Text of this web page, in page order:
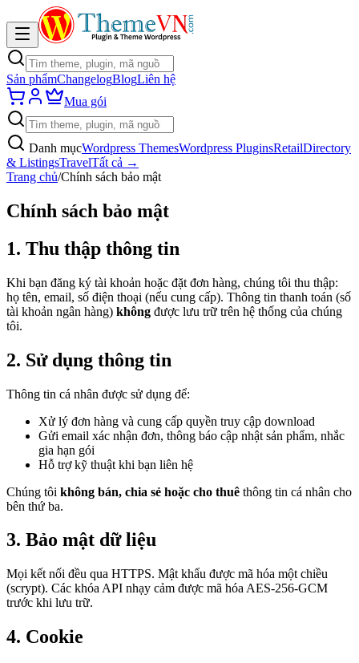
Sản phẩmChangelogBlogLiên hệ
Mua gói
Danh mụcWordpress ThemesWordpress PluginsRetailDirectory
& ListingsTravelTất cả →
Trang chủ/Chính sách bảo mật
Chính sách bảo mật
1. Thu thập thông tin
Khi bạn đăng ký tài khoản hoặc đặt đơn hàng, chúng tôi thu thập:
họ tên, email, số điện thoại (nếu cung cấp). Thông tin thanh toán (số
tài khoản ngân hàng) không được lưu trữ trên hệ thống của chúng
tôi.
2. Sử dụng thông tin
Thông tin cá nhân được sử dụng để:
Xử lý đơn hàng và cung cấp quyền truy cập download
Gửi email xác nhận đơn, thông báo cập nhật sản phẩm, nhắc
gia hạn gói
Hỗ trợ kỹ thuật khi bạn liên hệ
Chúng tôi không bán, chia sẻ hoặc cho thuê thông tin cá nhân cho
bên thứ ba.
3. Bảo mật dữ liệu
Mọi kết nối đều qua HTTPS. Mật khẩu được mã hóa một chiều
(scrypt). Các khóa API nhạy cảm được mã hóa AES-256-GCM
trước khi lưu trữ.
4. Cookie